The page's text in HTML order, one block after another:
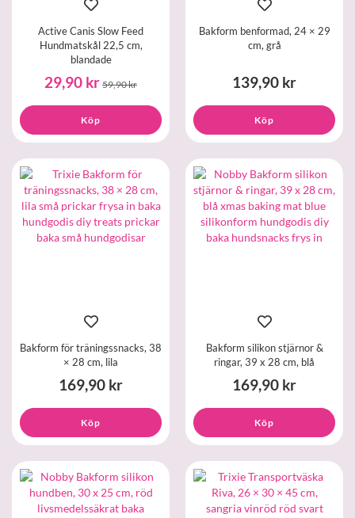
Active Canis Slow Feed
Hundmatskål 22,5 cm,
blandade
29,90 kr 59,90 kr
Köp
Bakform benformad, 24 × 29
cm, grå
139,90 kr
Köp
Bakform för träningssnacks, 38
× 28 cm, lila
169,90 kr
Köp
Bakform silikon stjärnor &
ringar, 39 x 28 cm, blå
169,90 kr
Köp